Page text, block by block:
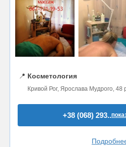
📍 Косметология
Кривой Рог, Ярослава Мудрого, 48
+38 (068) 293..